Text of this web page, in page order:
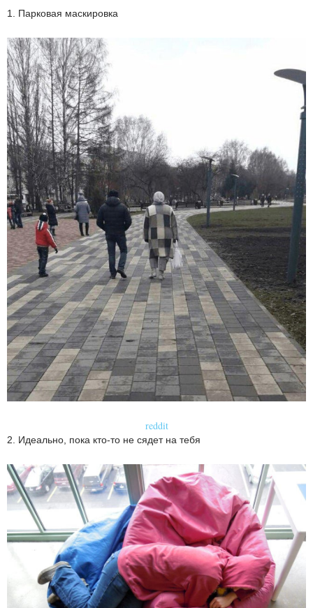
1. Парковая маскировка
reddit
2. Идеально, пока кто-то не сядет на тебя